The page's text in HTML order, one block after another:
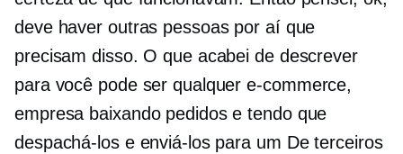
deve haver outras pessoas por aí que
precisam disso. O que acabei de descrever
para você pode ser qualquere-commerce,
empresa baixando pedidos e tendo que
despachá-los e enviá-los para um De terceiros